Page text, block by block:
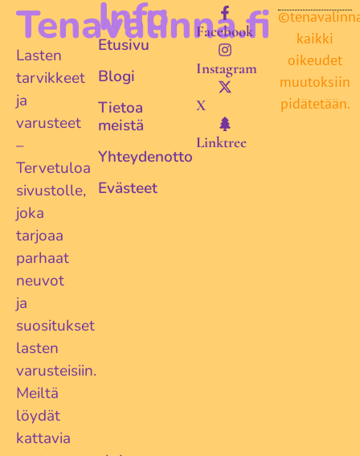
Tenavalinna.fi
Lasten
tarvikkeet
ja
varusteet
–
Tervetuloa
sivustolle,
joka
tarjoaa
parhaat
neuvot
ja
suositukset
lasten
varusteisiin.
Meiltä
löydät
kattavia
Info
Etusivu
Blogi
Tietoa
meistä
Yhteydenotto
Evästeet
Facebook
Instagram
X
Linktree
kaikki
oikeudet
muutoksiin
pidätetään.